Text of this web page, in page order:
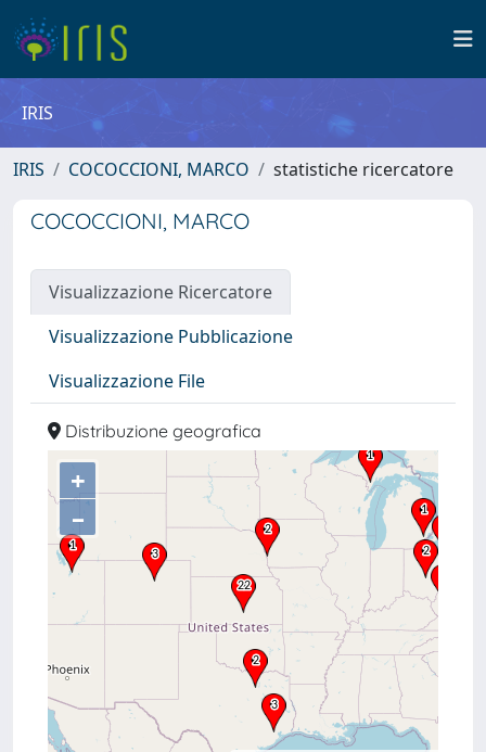
IRIS
IRIS COCOCCIONI, MARCO statistiche ricercatore
COCOCCIONI, MARCO
Visualizzazione Ricercatore
Visualizzazione Pubblicazione
Visualizzazione File
Distribuzione geografica
+
–